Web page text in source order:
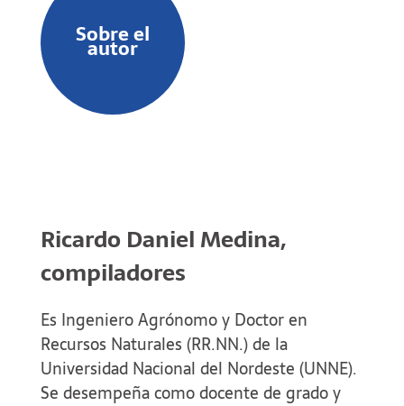
revistas de alcance nacional e internacional.
Ha participado en numerosos congresos de
la especialidad como disertante y como
expositora de trabajos de investigación.
Actualmente es coordinadora académica de
Universidades del Grupo Montevideo
(AUGM). Fue presidente de la Asociación
Argentina de Economía Agraria en el período
2021-2023.
Sobre el
autor
Ricardo Daniel Medina,
compiladores
Es Ingeniero Agrónomo y Doctor en
Recursos Naturales (RR.NN.) de la
Universidad Nacional del Nordeste (UNNE).
Se desempeña como docente de grado y